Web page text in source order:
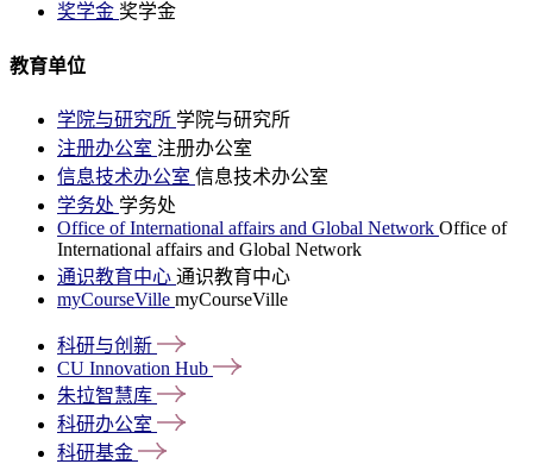
奖学金 奖学金
教育单位
学院与研究所 学院与研究所
注册办公室 注册办公室
信息技术办公室 信息技术办公室
学务处 学务处
Office of International affairs and Global Network Office of
International affairs and Global Network
通识教育中心 通识教育中心
myCourseVille myCourseVille
科研与创新
CU Innovation Hub
朱拉智慧库
科研办公室
科研基金